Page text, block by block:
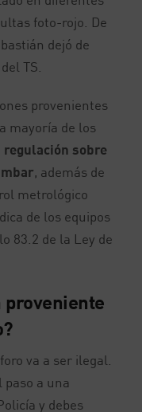
foto-rojo. De
dejó de
TS.
provenientes
mayoría de los
regulación sobre
, además de
metrológico
de los equipos
83.2 de la Ley de
va a ser ilegal.
paso a una
y debes